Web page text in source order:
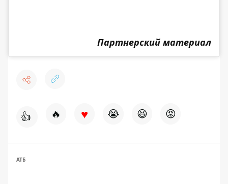
Партнерский материал
👍 🔥 ♥ 😭 😆 😡
АТБ